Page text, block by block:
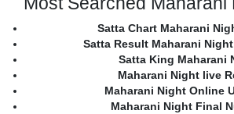
Satta Chart Maharani
Satta Result Maharani
Satta King Maharani
Maharani Night live
Maharani Night Online
Maharani Night Final